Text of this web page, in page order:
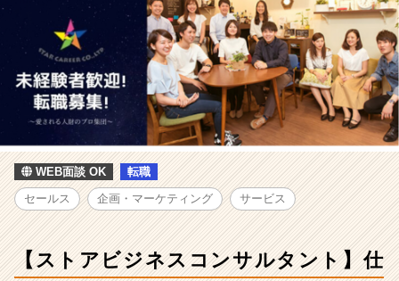
コ
ン
サ
ル
タ
ン
ト】
仕
で
得
た
験
が
WEB面談 OK 転職
セールス 企画・マーケティング サービス
【ストアビジネスコンサルタント】仕